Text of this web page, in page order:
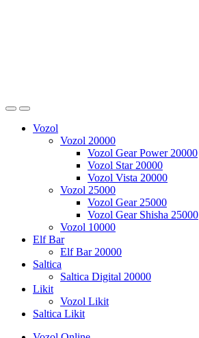
Vozol
Vozol 20000
Vozol Gear Power 20000
Vozol Star 20000
Vozol Vista 20000
Vozol 25000
Vozol Gear 25000
Vozol Gear Shisha 25000
Vozol 10000
Elf Bar
Elf Bar 20000
Saltica
Saltica Digital 20000
Likit
Vozol Likit
Saltica Likit